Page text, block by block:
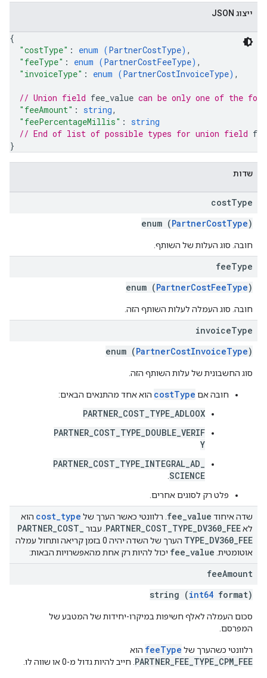
ייצוג JSON
{
"costType" : enum (PartnerCostType) ,
"feeType" : enum (PartnerCostFeeType) ,
"invoiceType" : enum (PartnerCostInvoiceType) ,
// Union field fee_value can be only one of the
"feeAmount" : string,
"feePercentageMillis" : string
// End of list of possible types for union field
}
שדות
costType
enum (PartnerCostType)
חובה. סוג העלות של השותף.
feeType
enum (PartnerCostFeeType)
חובה. סוג העמלה לעלות השותף הזה.
invoiceType
enum (PartnerCostInvoiceType)
סוג החשבונית של עלות השותף הזה.
חובה אם costType הוא אחד מהתנאים הבאים:
PARTNER_COST_TYPE_ADLOOX
PARTNER_COST_TYPE_DOUBLE_VERIF
Y
PARTNER_COST_TYPE_INTEGRAL_AD_
SCIENCE
פלט רק לסוגים אחרים.
שדה איחוד fee value . רלוונטי כאשר הערך של cost_type
הוא
לא
PARTNER COST TYPE DV360 FEE . עבור PARTNER COST
TYPE DV360 FEE
הערך של השדה יהיה 0 בזמן קריאה ותחול עמלה
אוטומטית.
fee value יכול להיות רק אחת מהאפשרויות הבאות:
feeAmount
string (int64 format)
סכום העמלה לאלף חשיפות במיקרו-יחידות של המטבע של
המפרסם.
רלוונטי כשהערך של feeType הוא
PARTNER_FEE_TYPE_CPM_FEE . חייב להיות גדול מ-0 או שווה לו.